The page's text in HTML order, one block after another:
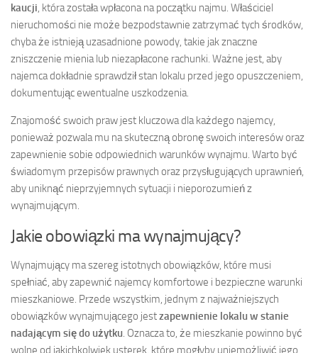
kaucji, która została wpłacona na początku najmu. Właściciel
nieruchomości nie może bezpodstawnie zatrzymać tych środków,
chyba że istnieją uzasadnione powody, takie jak znaczne
zniszczenie mienia lub niezapłacone rachunki. Ważne jest, aby
najemca dokładnie sprawdził stan lokalu przed jego opuszczeniem,
dokumentując ewentualne uszkodzenia.
Znajomość swoich praw jest kluczowa dla każdego najemcy,
ponieważ pozwala mu na skuteczną obronę swoich interesów oraz
zapewnienie sobie odpowiednich warunków wynajmu. Warto być
świadomym przepisów prawnych oraz przysługujących uprawnień,
aby uniknąć nieprzyjemnych sytuacji i nieporozumień z
wynajmującym.
Jakie obowiązki ma wynajmujący?
Wynajmujący ma szereg istotnych obowiązków, które musi
spełniać, aby zapewnić najemcy komfortowe i bezpieczne warunki
mieszkaniowe. Przede wszystkim, jednym z najważniejszych
obowiązków wynajmującego jestzapewnienie lokalu w stanie
nadającym się do użytku. Oznacza to, że mieszkanie powinno być
wolne od jakichkolwiek usterek, które mogłyby uniemożliwić jego